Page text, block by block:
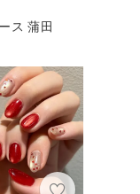
ス 蒲田